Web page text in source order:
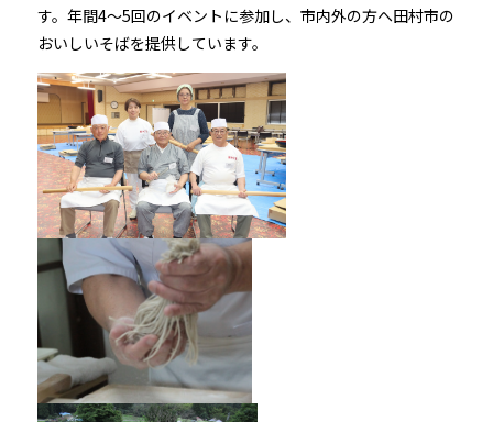
す。年間4～5回のイベントに参加し、市内外の方へ田村市の
おいしいそばを提供しています。